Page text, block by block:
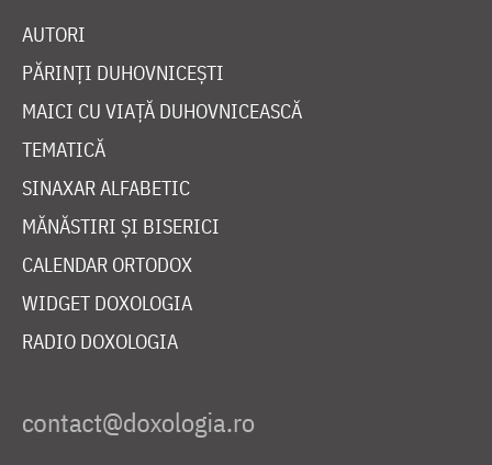
AUTORI
PĂRINȚI DUHOVNICEȘTI
MAICI CU VIAȚĂ DUHOVNICEASCĂ
TEMATICĂ
SINAXAR ALFABETIC
MĂNĂSTIRI ȘI BISERICI
CALENDAR ORTODOX
WIDGET DOXOLOGIA
RADIO DOXOLOGIA